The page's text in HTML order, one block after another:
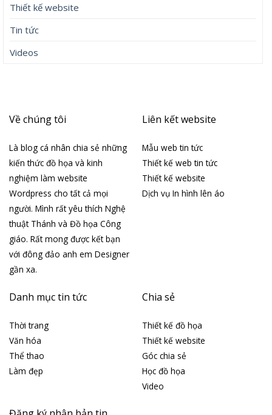
Thiết kế website
Tin tức
Videos
Về chúng tôi
Là blog cá nhân chia sẻ những
kiến thức đồ họa và kinh
nghiệm làm website
Wordpress cho tất cả mọi
người. Mình rất yêu thích Nghệ
thuật Thánh và Đồ họa Công
giáo. Rất mong được kết bạn
với đông đảo anh em Designer
gần xa.
Liên kết website
Mẫu web tin tức
Thiết kế web tin tức
Thiết kế website
Dịch vụ In hình lên áo
Danh mục tin tức
Thời trang
Văn hóa
Thể thao
Làm đẹp
Chia sẻ
Thiết kế đồ họa
Thiết kế website
Góc chia sẻ
Học đồ họa
Video